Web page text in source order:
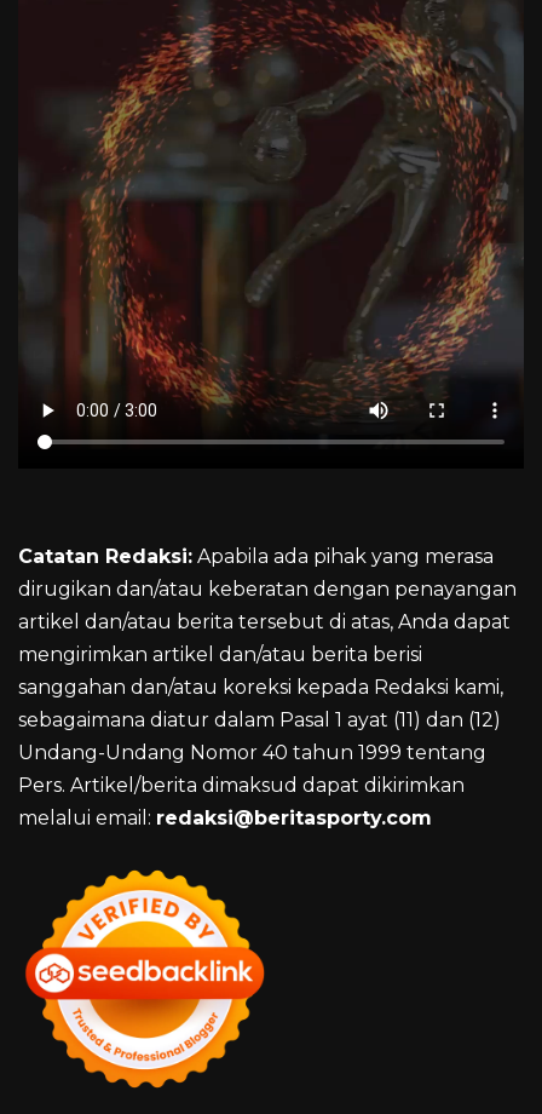
Catatan Redaksi: Apabila ada pihak yang merasa
dirugikan dan/atau keberatan dengan penayangan
artikel dan/atau berita tersebut di atas, Anda dapat
mengirimkan artikel dan/atau berita berisi
sanggahan dan/atau koreksi kepada Redaksi kami,
sebagaimana diatur dalam Pasal 1 ayat (11) dan (12)
Undang-Undang Nomor 40 tahun 1999 tentang
Pers. Artikel/berita dimaksud dapat dikirimkan
melalui email: redaksi@beritasporty.com